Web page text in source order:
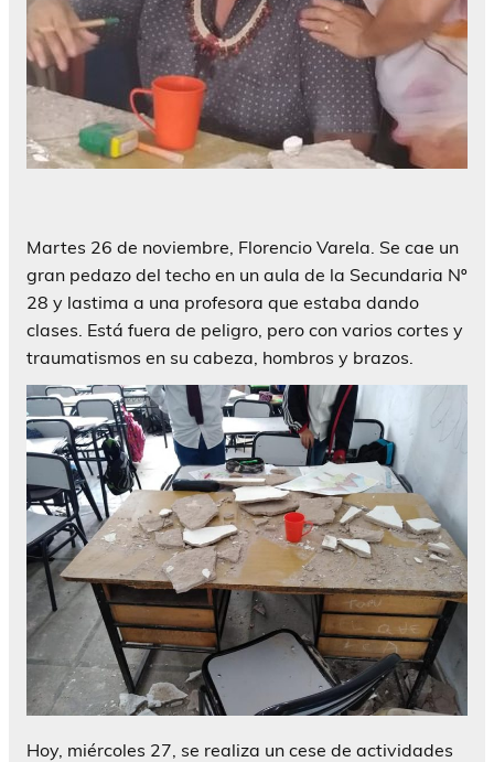
Martes 26 de noviembre, Florencio Varela. Se cae un
gran pedazo del techo en un aula de la Secundaria Nº
28 y lastima a una profesora que estaba dando
clases. Está fuera de peligro, pero con varios cortes y
traumatismos en su cabeza, hombros y brazos.
Hoy, miércoles 27, se realiza un cese de actividades